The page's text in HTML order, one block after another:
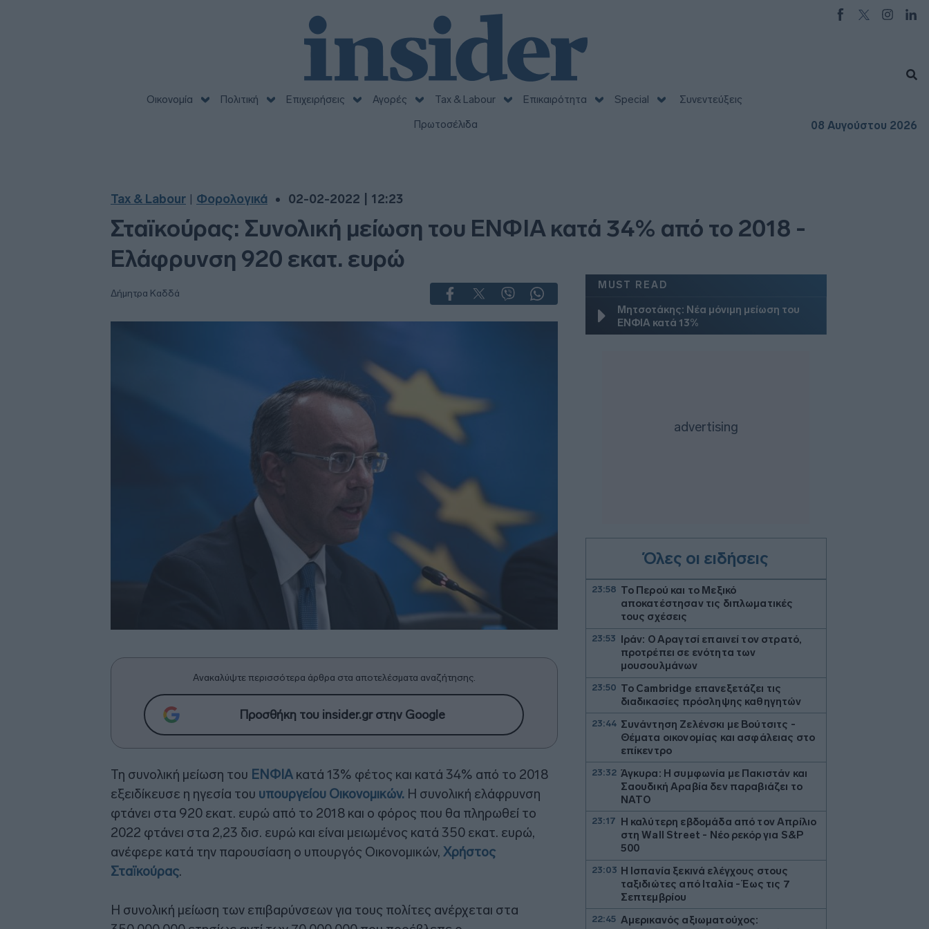
Οικονομία Πολιτική Επιχειρήσεις Αγορές Tax & Labour Επικαιρότητα Special
Συνεντεύξεις
Πρωτοσέλιδα
08 Αυγούστου 2026
Tax & Labour Φορολογικά 02-02-2022 | 12:23
Σταϊκούρας: Συνολική μείωση του ΕΝΦΙΑ κατά 34% από το 2018 -
Ελάφρυνση 920 εκατ. ευρώ
Δήμητρα Καδδά
Ανακαλύψτε περισσότερα άρθρα στα αποτελέσματα αναζήτησης.
Προσθήκη του insider.gr στην Google
Τη συνολική μείωση του ΕΝΦΙΑ κατά 13% φέτος και κατά 34% από το 2018
εξειδίκευσε η ηγεσία του υπουργείου Οικονομικών. Η συνολική ελάφρυνση
φτάνει στα 920 εκατ. ευρώ από το 2018 και ο φόρος που θα πληρωθεί το
2022 φτάνει στα 2,23 δισ. ευρώ και είναι μειωμένος κατά 350 εκατ. ευρώ,
ανέφερε κατά την παρουσίαση ο υπουργός Οικονομικών, Χρήστος
Σταϊκούρας.
Η συνολική μείωση των επιβαρύνσεων για τους πολίτες ανέρχεται στα
MUST READ
Μητσοτάκης: Νέα μόνιμη μείωση του
ΕΝΦΙΑ κατά 13%
Όλες οι ειδήσεις
23:58 Το Περού και το Μεξικό
αποκατέστησαν τις διπλωματικές
τους σχέσεις
23:53 Ιράν: Ο Αραγτσί επαινεί τον στρατό,
προτρέπει σε ενότητα των
μουσουλμάνων
23:50 Το Cambridge επανεξετάζει τις
διαδικασίες πρόσληψης καθηγητών
23:44 Συνάντηση Ζελένσκι με Βούτσιτς -
Θέματα οικονομίας και ασφάλειας στο
επίκεντρο
23:32 Άγκυρα: Η συμφωνία με Πακιστάν και
Σαουδική Αραβία δεν παραβιάζει το
ΝΑΤΟ
23:17 Η καλύτερη εβδομάδα από τον Απρίλιο
στη Wall Street - Νέο ρεκόρ για S&P
500
23:03 Η Ισπανία ξεκινά ελέγχους στους
ταξιδιώτες από Ιταλία - Έως τις 7
Σεπτεμβρίου
22:45 Αμερικανός αξιωματούχος: